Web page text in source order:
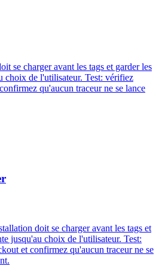
se charger avant les tags et garder les
choix de l'utilisateur. Test: vérifiez
qu'aucun traceur ne se lance
doit se charger avant les tags et
jusqu'au choix de l'utilisateur. Test:
et confirmez qu'aucun traceur ne se